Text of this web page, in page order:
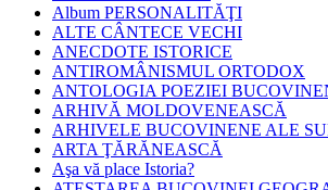
Album PERSONALITĂŢI
ALTE CÂNTECE VECHI
ANECDOTE ISTORICE
ANTIROMÂNISMUL ORTODOX
ANTOLOGIA POEZIEI
ARHIVĂ MOLDOVENEASCĂ
ARHIVELE BUCOVINENE ALE
ARTA ŢĂRĂNEASCĂ
Aşa vă place Istoria?